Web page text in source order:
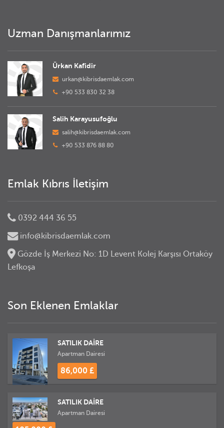
Uzman Danışmanlarımız
Ürkan Kafidir
urkan@kibrisdaemlak.com
+90 533 830 32 38
Salih Karayusufoğlu
salih@kibrisdaemlak.com
+90 533 876 88 80
Emlak Kıbrıs İletişim
0392 444 36 55
info@kibrisdaemlak.com
Gözde İş Merkezi No: 1D Levent Kolej Karşısı Ortaköy
Lefkoşa
Son Eklenen Emlaklar
SATILIK DAİRE
Apartman Dairesi
86,000 £
SATILIK DAİRE
Apartman Dairesi